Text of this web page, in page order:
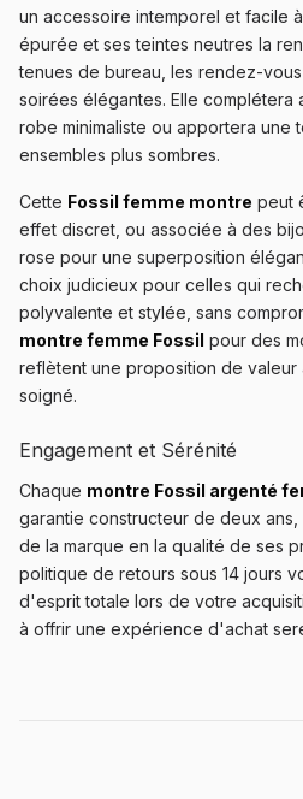
un accessoire intemporel et facile
épurée et ses teintes neutres la
tenues de bureau, les rendez-
soirées élégantes. Elle complétera
robe minimaliste ou apportera une
ensembles plus sombres.
Cette Fossil femme montre peut
effet discret, ou associée à des
rose pour une superposition
choix judicieux pour celles qui
polyvalente et stylée, sans
montre femme Fossil pour des
reflètent une proposition de valeur
soigné.
Engagement et Sérénité
Chaque montre Fossil argenté
garantie constructeur de deux
de la marque en la qualité de ses
politique de retours sous 14 jours
d'esprit totale lors de votre
à offrir une expérience d'achat